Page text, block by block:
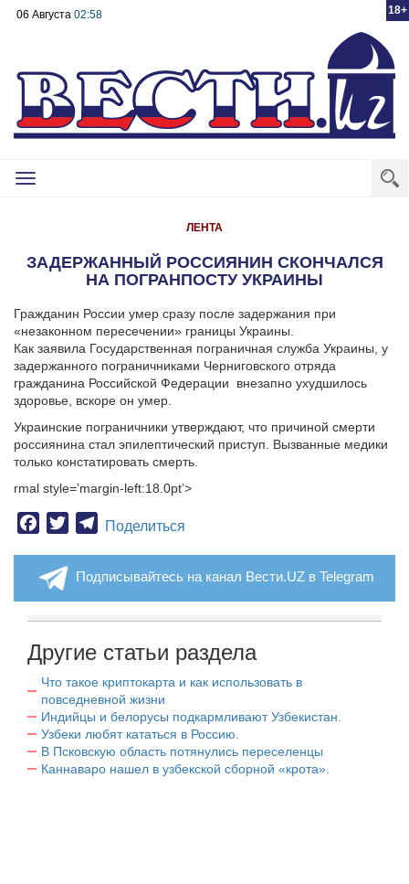
18+
06 Августа 02:58
Toggle
ЛЕНТА
ЗАДЕРЖАННЫЙ РОССИЯНИН СКОНЧАЛСЯ
НА ПОГРАНПОСТУ УКРАИНЫ
Гражданин России умер сразу после задержания при
«незаконном пересечении» границы Украины.
Как заявила Государственная пограничная служба Украины, у
задержанного пограничниками Черниговского отряда
гражданина Российской Федерации внезапно ухудшилось
здоровье, вскоре он умер.
Украинские пограничники утверждают, что причиной смерти
россиянина стал эпилептический приступ. Вызванные медики
только констатировать смерть.
rmal style=’margin-left:18.0pt’>
Facebook
TwitterTelegram
Поделиться
Подписывайтесь на канал Вести.UZ в Telegram
Другие статьи раздела
Что такое криптокарта и как использовать в
повседневной жизни
Индийцы и белорусы подкармливают Узбекистан.
Узбеки любят кататься в Россию.
В Псковскую область потянулись переселенцы
Каннаваро нашел в узбекской сборной «крота».